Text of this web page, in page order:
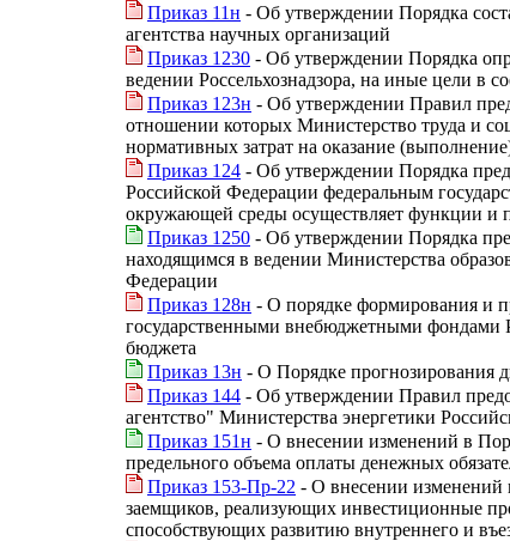
Приказ 11н - Об утверждении Порядка
агентства научных организаций
Приказ 1230 - Об утверждении Порядка
ведении Россельхознадзора, на иные цели в
Приказ 123н - Об утверждении Правил
отношении которых Министерство труда и
нормативных затрат на оказание
Приказ 124 - Об утверждении Порядка
Российской Федерации федеральным
окружающей среды осуществляет функции и
Приказ 1250 - Об утверждении Порядка
находящимся в ведении Министерства
Федерации
Приказ 128н - О порядке формирования и
государственными внебюджетными фондами
бюджета
Приказ 13н - О Порядке прогнозирования
Приказ 144 - Об утверждении Правил
агентство" Министерства энергетики
Приказ 151н - О внесении изменений в
предельного объема оплаты денежных
Приказ 153-Пр-22 - О внесении изменений
заемщиков, реализующих инвестиционные
способствующих развитию внутреннего и